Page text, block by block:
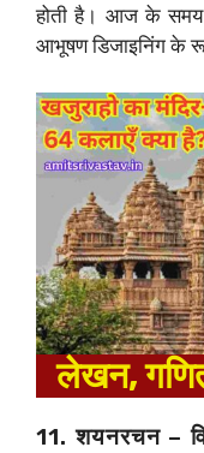
होती है। आज के समय
आभूषण डिजाइनिंग के
लेखन,
11. शयनरचन –